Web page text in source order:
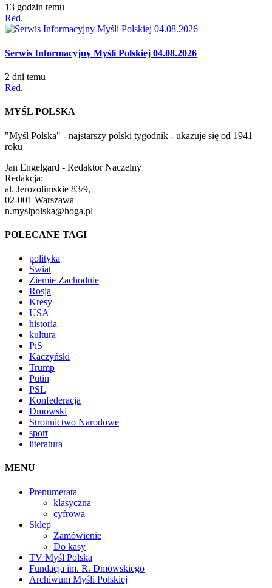
13 godzin temu
Red.
Serwis Informacyjny Myśli Polskiej 04.08.2026
2 dni temu
Red.
MYŚL POLSKA
"Myśl Polska" - najstarszy polski tygodnik - ukazuje się od 1941
roku
Jan Engelgard - Redaktor Naczelny
Redakcja:
al. Jerozolimskie 83/9,
02-001 Warszawa
n.myslpolska@hoga.pl
POLECANE TAGI
polityka
Świat
Ziemie Zachodnie
Rosja
Kresy
USA
historia
kultura
PiS
Kaczyński
Trump
Putin
PSL
Konfederacja
Dmowski
Stronnictwo Narodowe
sport
literatura
MENU
Prenumerata
klasyczna
cyfrowa
Sklep
Zamówienie
Do kasy
TV Myśl Polska
Fundacja im. R. Dmowskiego
Archiwum Myśli Polskiej